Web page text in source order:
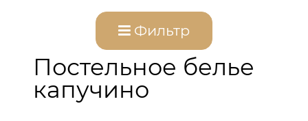
Фильтр
Постельное белье
капучино